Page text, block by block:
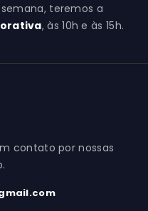
teremos a
, às 10h e às 15h.
contato por nossas